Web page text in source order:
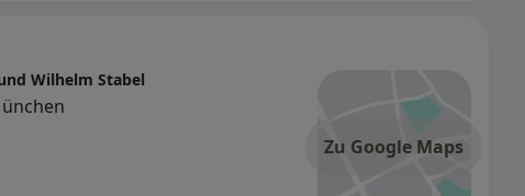
Zu Google Maps
Wilhelm Stabel